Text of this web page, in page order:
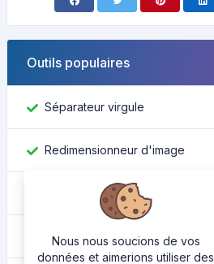
Outils populaires
Séparateur virgule
Redimensionneur d'image
Trouver un identifiant Facebook
Convertisseur de couleur
Nous nous soucions de vos
données et aimerions utiliser des